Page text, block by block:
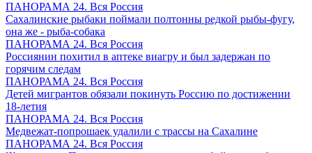
ПАНОРАМА 24. Вся Россия
Сахалинские рыбаки поймали полтонны редкой рыбы-фугу,
она же - рыба-собака
ПАНОРАМА 24. Вся Россия
Россиянин похитил в аптеке виагру и был задержан по
горячим следам
ПАНОРАМА 24. Вся Россия
Детей мигрантов обязали покинуть Россию по достижении
18-летия
ПАНОРАМА 24. Вся Россия
Медвежат-попрошаек удалили с трассы на Сахалине
ПАНОРАМА 24. Вся Россия